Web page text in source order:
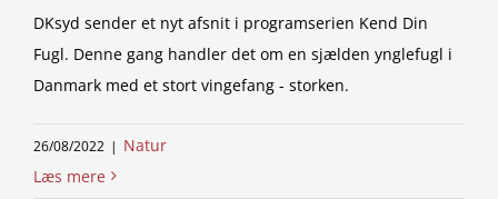
DKsyd sender et nyt afsnit i programserien Kend Din
Fugl. Denne gang handler det om en sjælden ynglefugl i
Danmark med et stort vingefang - storken.
26/08/2022 | Natur
Læs mere